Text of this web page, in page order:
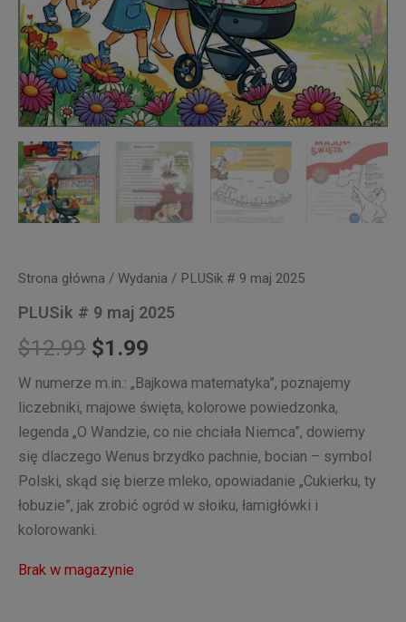
Strona główna / Wydania / PLUSik # 9 maj 2025
PLUSik # 9 maj 2025
$12.99 Pierwotna
cena
wynosiła:
$12.99.
$1.99
cena
wynosi:
$1.99.
W numerze m.in.: „Bajkowa matematyka”, poznajemy
liczebniki, majowe święta, kolorowe powiedzonka,
legenda „O Wandzie, co nie chciała Niemca”, dowiemy
się dlaczego Wenus brzydko pachnie, bocian – symbol
Polski, skąd się bierze mleko, opowiadanie „Cukierku, ty
łobuzie”, jak zrobić ogród w słoiku, łamigłówki i
kolorowanki.
Brak w magazynie